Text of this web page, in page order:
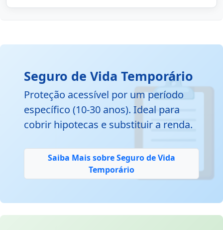
Seguro de Vida Temporário
Proteção acessível por um período
específico (10-30 anos). Ideal para
cobrir hipotecas e substituir a renda.
Saiba Mais sobre Seguro de Vida
Temporário